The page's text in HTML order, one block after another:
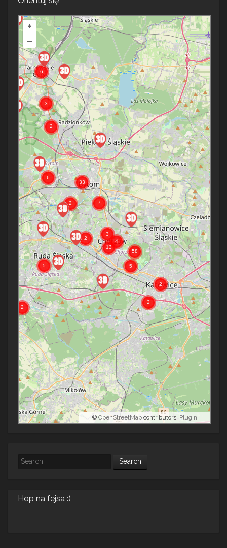
+
–
© OpenStreetMap contributors. Plugin
Search
Hop na fejsa :)